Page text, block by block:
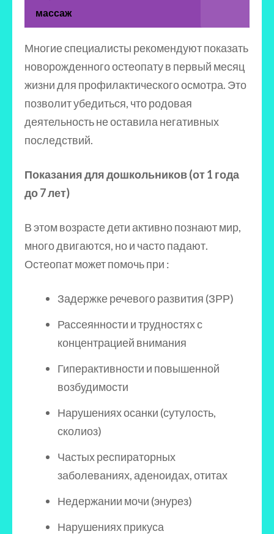
массаж
Многие специалисты рекомендуют показать
новорожденного остеопату в первый месяц
жизни для профилактического осмотра. Это
позволит убедиться, что родовая
деятельность не оставила негативных
последствий.
Показания для дошкольников (от 1 года
до 7 лет)
В этом возрасте дети активно познают мир,
много двигаются, но и часто падают.
Остеопат может помочь при :
Задержке речевого развития (ЗРР)
Рассеянности и трудностях с
концентрацией внимания
Гиперактивности и повышенной
возбудимости
Нарушениях осанки (сутулость,
сколиоз)
Частых респираторных
заболеваниях, аденоидах, отитах
Недержании мочи (энурез)
Нарушениях прикуса